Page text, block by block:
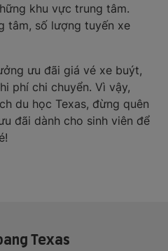
khu vực trung tâm.
tâm, số lượng tuyến xe
ưu đãi giá vé xe buýt,
phí chi chuyển. Vì vậy,
du học Texas, đừng quên
đãi dành cho sinh viên để
Texas